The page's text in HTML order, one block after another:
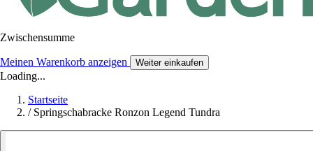
Zwischensumme
Meinen Warenkorb anzeigen Weiter einkaufen
Loading...
Startseite
/ Springschabracke Ronzon Legend Tundra